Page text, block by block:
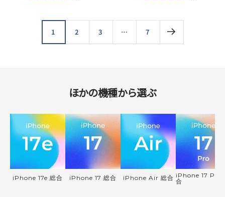
格
1 2 3 … 7
ほかの機種から選ぶ
iPhone 17e 総合 iPhone 17 総合 iPhone Air 総合 iPhone 17 Pro
合